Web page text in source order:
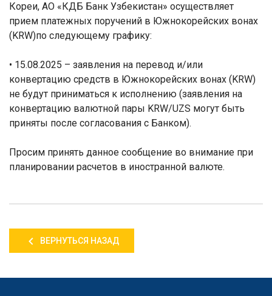
Кореи, АО «КДБ Банк Узбекистан» осуществляет
прием платежных поручений в Южнокорейских вонах
(KRW)по следующему графику:
• 15.08.2025 – заявления на перевод и/или
конвертацию средств в Южнокорейских вонах (KRW)
не будут приниматься к исполнению (заявления на
конвертацию валютной пары KRW/UZS могут быть
приняты после согласования с Банком).
Просим принять данное сообщение во внимание при
планировании расчетов в иностранной валюте.
ВЕРНУТЬСЯ НАЗАД